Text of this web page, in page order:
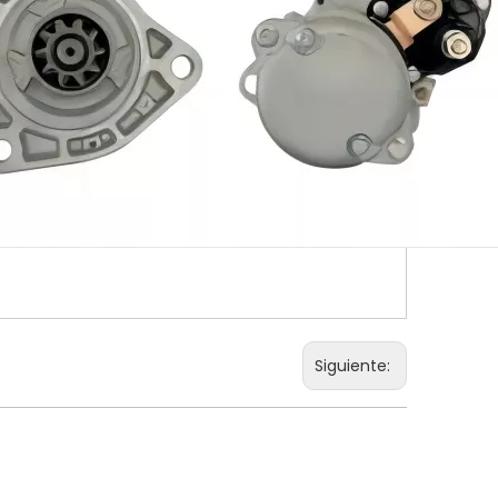
Siguiente: